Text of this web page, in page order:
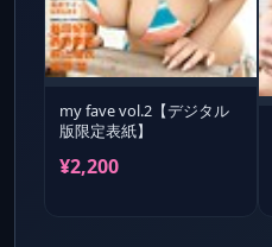
my fave vol.2【デジタル
版限定表紙】
¥2,200